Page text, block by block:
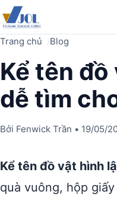
Trang chủ Blog
Kể tên
dễ tìm
Bởi Fenwick Trần • 19/05/
Kể tên đồ vật hình
quà vuông, hộp